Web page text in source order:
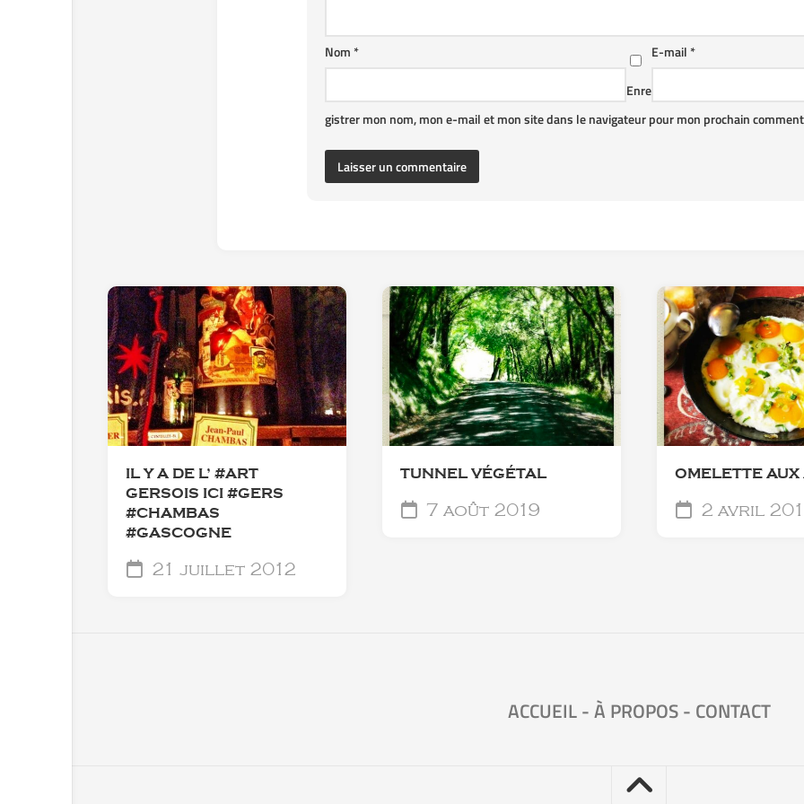
E-mail*
Nom*
Enre
gistrer mon nom, mon e-mail et mon site dans le navigateur pour mon prochain
IL Y A DE L’ #ART
GERSOIS ICI #GERS
#CHAMBAS
#GASCOGNE
21 juillet 2012
TUNNEL VÉGÉTAL
7 août 2019
OMELETTE
2 avril
ACCUEIL-À PROPOS- CONTACT